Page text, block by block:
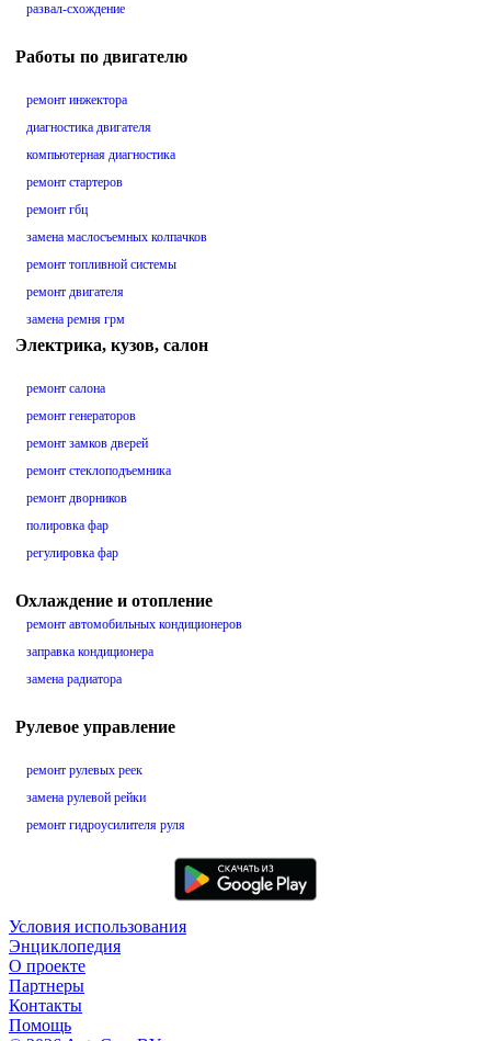
развал-схождение
Работы по двигателю
ремонт инжектора
диагностика двигателя
компьютерная диагностика
ремонт стартеров
ремонт гбц
замена маслосъемных колпачков
ремонт топливной системы
ремонт двигателя
замена ремня грм
Электрика, кузов, салон
ремонт салона
ремонт генераторов
ремонт замков дверей
ремонт стеклоподъемника
ремонт дворников
полировка фар
регулировка фар
Охлаждение и отопление
ремонт автомобильных кондиционеров
заправка кондиционера
замена радиатора
Рулевое управление
ремонт рулевых реек
замена рулевой рейки
ремонт гидроусилителя руля
Условия использования
Энциклопедия
О проекте
Партнеры
Контакты
Помощь